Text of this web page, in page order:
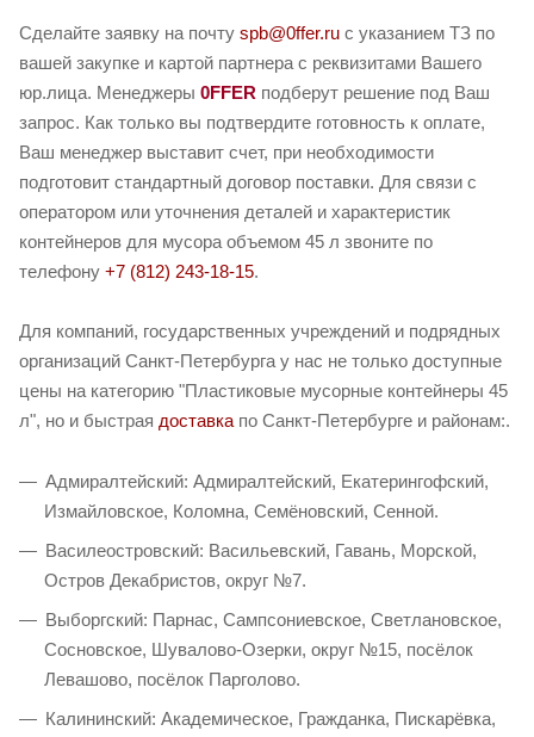
Сделайте заявку на почту spb@0ffer.ru с указанием ТЗ по
вашей закупке и картой партнера с реквизитами Вашего
юр.лица. Менеджеры 0FFER подберут решение под Ваш
запрос. Как только вы подтвердите готовность к оплате,
Ваш менеджер выставит счет, при необходимости
подготовит стандартный договор поставки. Для связи с
оператором или уточнения деталей и характеристик
контейнеров для мусора объемом 45 л звоните по
телефону +7 (812) 243-18-15.
Для компаний, государственных учреждений и подрядных
организаций Санкт-Петербурга у нас не только доступные
цены на категорию "Пластиковые мусорные контейнеры 45
л", но и быстрая доставка по Санкт-Петербурге и районам:.
Адмиралтейский: Адмиралтейский, Екатерингофский,
Измайловское, Коломна, Семёновский, Сенной.
Василеостровский: Васильевский, Гавань, Морской,
Остров Декабристов, округ №7.
Выборгский: Парнас, Сампсониевское, Светлановское,
Сосновское, Шувалово-Озерки, округ №15, посёлок
Левашово, посёлок Парголово.
Калининский: Академическое, Гражданка, Пискарёвка,